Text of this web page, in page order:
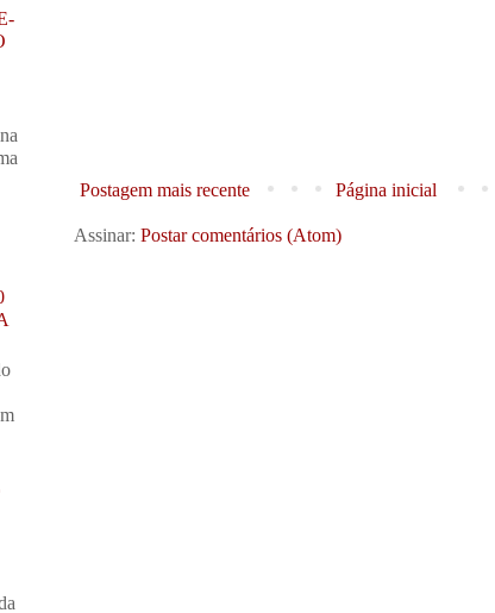
Postagem mais recente Página inicial
Assinar: Postar comentários (Atom)